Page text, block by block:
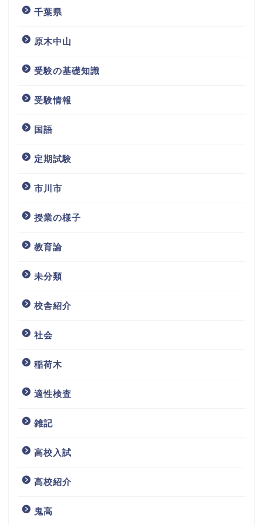
千葉県
原木中山
受験の基礎知識
受験情報
国語
定期試験
市川市
授業の様子
教育論
未分類
校舎紹介
社会
稲荷木
適性検査
雑記
高校入試
高校紹介
鬼高